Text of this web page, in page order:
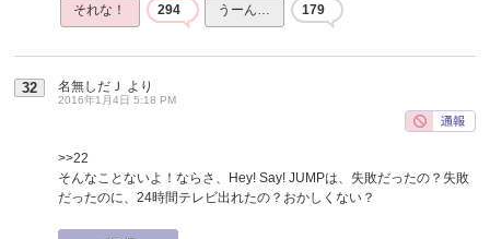
それな！ 294 うーん… 179
32 名無しだＪ より
2016年1月4日 5:18 PM
>>22
そんなことないよ！ならさ、Hey! Say! JUMPは、失敗だったの？失敗
だったのに、24時間テレビ出れたの？おかしくない？